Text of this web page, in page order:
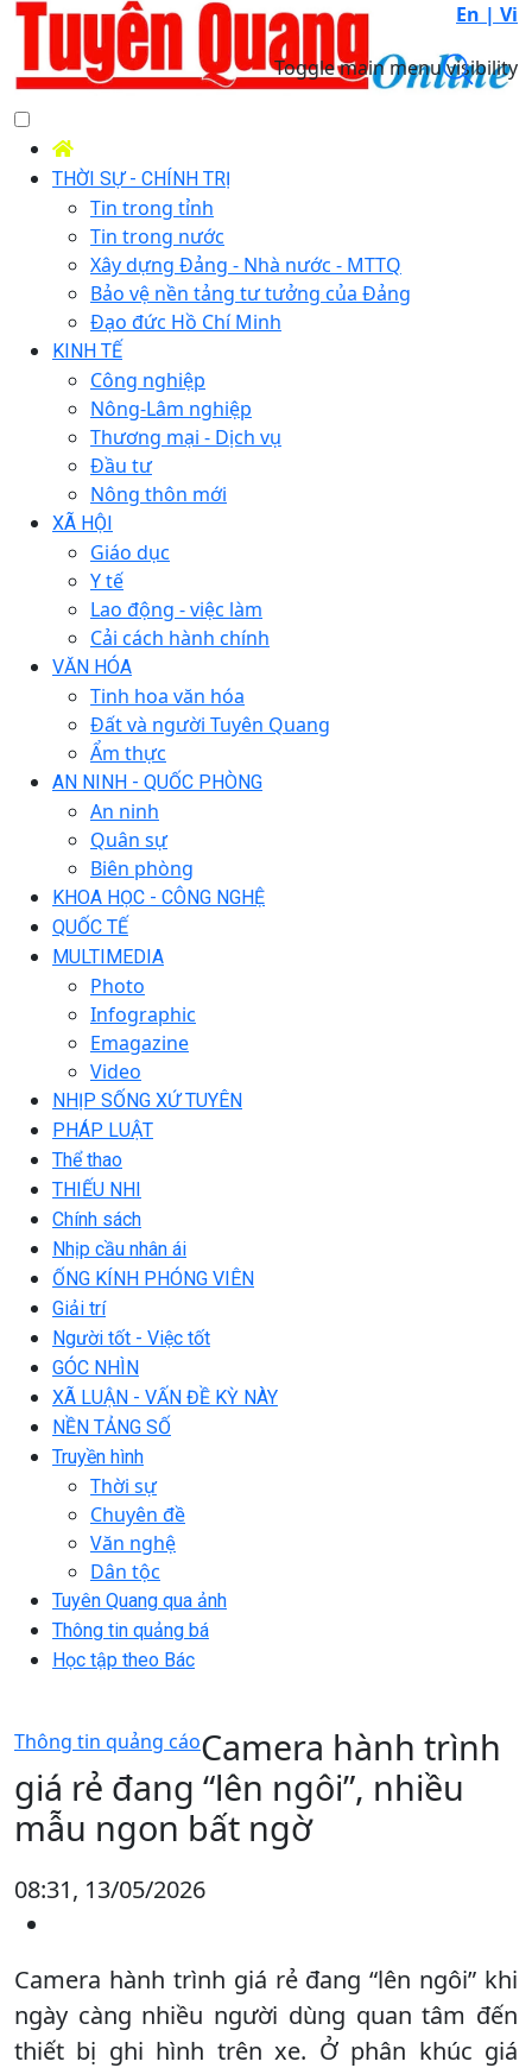
En | Vi
Toggle main menu visibility
THỜI SỰ - CHÍNH TRỊ
Tin trong tỉnh
Tin trong nước
Xây dựng Đảng - Nhà nước - MTTQ
Bảo vệ nền tảng tư tưởng của Đảng
Đạo đức Hồ Chí Minh
KINH TẾ
Công nghiệp
Nông-Lâm nghiệp
Thương mại - Dịch vụ
Đầu tư
Nông thôn mới
XÃ HỘI
Giáo dục
Y tế
Lao động - việc làm
Cải cách hành chính
VĂN HÓA
Tinh hoa văn hóa
Đất và người Tuyên Quang
Ẩm thực
AN NINH - QUỐC PHÒNG
An ninh
Quân sự
Biên phòng
KHOA HỌC - CÔNG NGHỆ
QUỐC TẾ
MULTIMEDIA
Photo
Infographic
Emagazine
Video
NHỊP SỐNG XỨ TUYÊN
PHÁP LUẬT
Thể thao
THIẾU NHI
Chính sách
Nhịp cầu nhân ái
ỐNG KÍNH PHÓNG VIÊN
Giải trí
Người tốt - Việc tốt
GÓC NHÌN
XÃ LUẬN - VẤN ĐỀ KỲ NÀY
NỀN TẢNG SỐ
Truyền hình
Thời sự
Chuyên đề
Văn nghệ
Dân tộc
Tuyên Quang qua ảnh
Thông tin quảng bá
Học tập theo Bác
Thông tin quảng cáoCamera hành trình
giá rẻ đang “lên ngôi”, nhiều
mẫu ngon bất ngờ
08:31, 13/05/2026
Camera hành trình giá rẻ đang “lên ngôi” khi
ngày càng nhiều người dùng quan tâm đến
thiết bị ghi hình trên xe. Ở phân khúc giá